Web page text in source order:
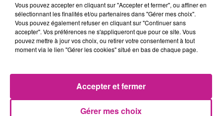
Lieu 68920 WINTZENHEIM
Ajouter à votre calendrier
Vous pouvez accepter en cliquant sur "Accepter et fermer", ou affiner en
sélectionnant les finalités et/ou partenaires dans "Gérer mes choix".
Vous pouvez également refuser en cliquant sur "Continuer sans
accepter". Vos préférences ne s'appliqueront que pour ce site. Vous
pouvez mettre à jour vos choix, ou retirer votre consentement à tout
moment via le lien "Gérer les cookies" situé en bas de chaque page.
Gérer mes choix
Accepter et fermer